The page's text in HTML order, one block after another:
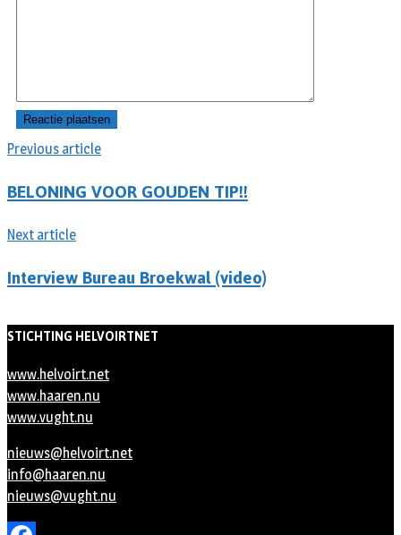
Previous article
BELONING VOOR GOUDEN TIP!!
Next article
Interview Bureau Broekwal (video)
STICHTING HELVOIRTNET
www.helvoirt.net
www.haaren.nu
www.vught.nu
nieuws@helvoirt.net
info@haaren.nu
nieuws@vught.nu